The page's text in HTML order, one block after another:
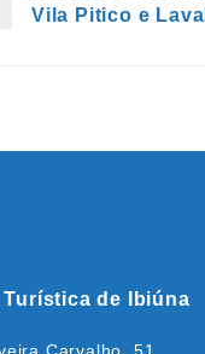
Vila Pitico e Laval
de Ibiúna
Carvalho, 51